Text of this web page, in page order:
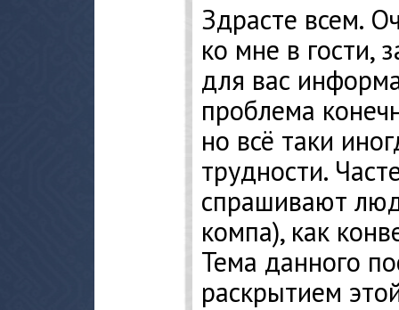
Здрасте всем.
ко мне в гости,
для вас
проблема
но всё таки
трудности.
спрашивают
компа), как
Тема данного
раскрытием